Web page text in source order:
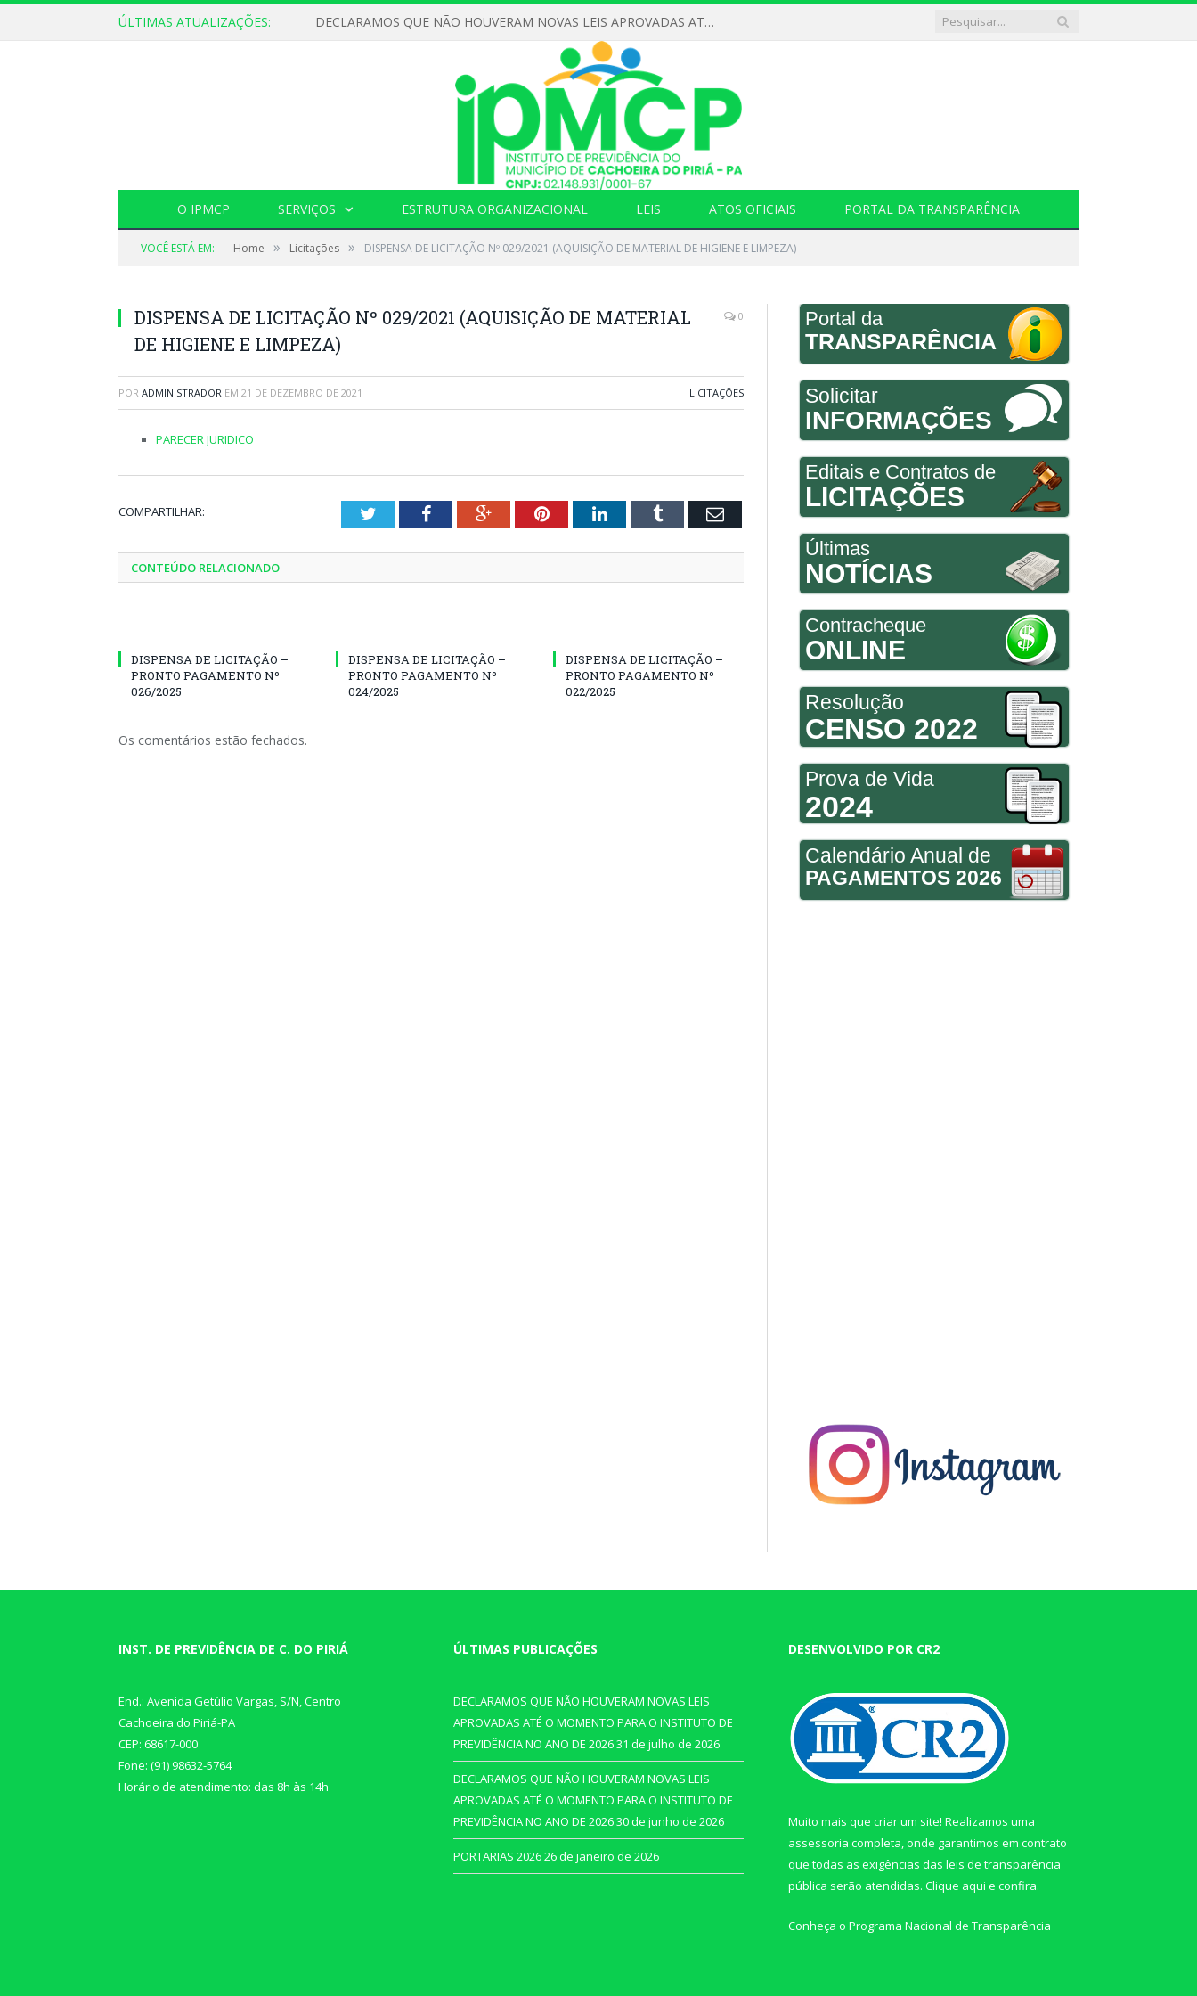
ÚLTIMAS ATUALIZAÇÕES: DECLARAMOS QUE NÃO HOUVERAM NOVAS LEIS APROVADAS ATÉ O MOMENTO PARA O INSTITUTO DE PREVIDÊNCIA NO ANO DE 2026
O IPMCP SERVIÇOS ESTRUTURA ORGANIZACIONAL LEIS ATOS OFICIAIS PORTAL DA TRANSPARÊNCIA
VOCÊ ESTÁ EM: Home » Licitações » DISPENSA DE LICITAÇÃO Nº 029/2021 (AQUISIÇÃO DE MATERIAL DE HIGIENE E LIMPEZA)
DISPENSA DE LICITAÇÃO Nº 029/2021 (AQUISIÇÃO DE MATERIAL
DE HIGIENE E LIMPEZA)
0
POR ADMINISTRADOR EM 21 DE DEZEMBRO DE 2021 LICITAÇÕES
PARECER JURIDICO
COMPARTILHAR: TwitterFacebookGoogle+PinterestLinkedInTumblr Email
CONTEÚDO RELACIONADO
DISPENSA DE LICITAÇÃO –
PRONTO PAGAMENTO Nº
026/2025
DISPENSA DE LICITAÇÃO –
PRONTO PAGAMENTO Nº
024/2025
DISPENSA DE LICITAÇÃO –
PRONTO PAGAMENTO Nº
022/2025
Os comentários estão fechados.
Portal da
TRANSPARÊNCIA
Solicitar
INFORMAÇÕES
Editais e Contratos de
LICITAÇÕES
Últimas
NOTÍCIAS
Contracheque
ONLINE
Resolução
CENSO 2022
Prova de Vida
2024
Calendário Anual de
PAGAMENTOS 2026
INST. DE PREVIDÊNCIA DE C. DO PIRIÁ
End.: Avenida Getúlio Vargas, S/N, Centro
Cachoeira do Piriá-PA
CEP: 68617-000
Fone: (91) 98632-5764
Horário de atendimento: das 8h às 14h
ÚLTIMAS PUBLICAÇÕES
DECLARAMOS QUE NÃO HOUVERAM NOVAS LEIS
APROVADAS ATÉ O MOMENTO PARA O INSTITUTO DE
PREVIDÊNCIA NO ANO DE 202631 de julho de 2026
DECLARAMOS QUE NÃO HOUVERAM NOVAS LEIS
APROVADAS ATÉ O MOMENTO PARA O INSTITUTO DE
PREVIDÊNCIA NO ANO DE 202630 de junho de 2026
PORTARIAS 202626 de janeiro de 2026
DESENVOLVIDO POR CR2
Muito mais que criar um site! Realizamos uma
assessoria completa, onde garantimos em contrato
que todas as exigências das leis de transparência
pública serão atendidas. Clique aqui e confira.
Conheça o Programa Nacional de Transparência